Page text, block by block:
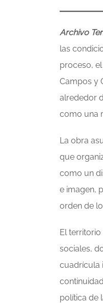
Archivo
las
proceso,
Campos y
alrededor
como una
La obra
que
como un
e imagen,
orden de
El
sociales,
cuadrícula
política de